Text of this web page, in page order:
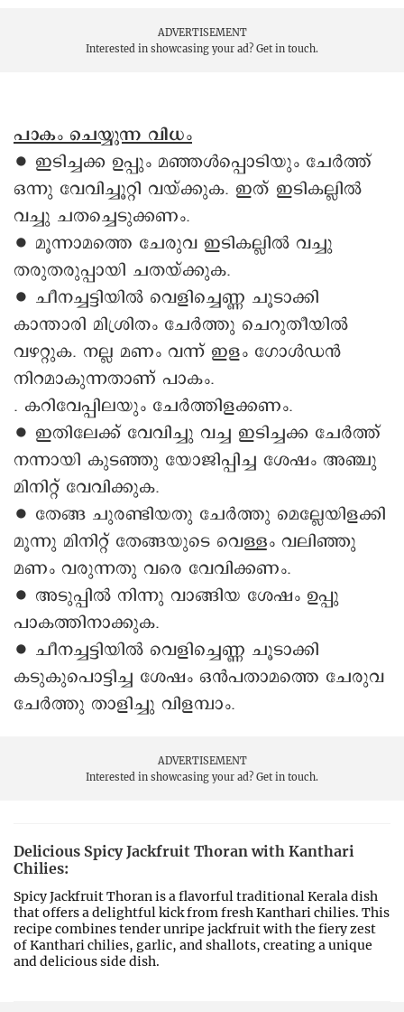
ADVERTISEMENT
Interested in showcasing your ad? Get in touch.
പാകം ചെയ്യുന്ന വിധം
∙ ഇടിച്ചക്ക ഉപ്പും മഞ്ഞള്‍പ്പൊടിയും ചേര്‍ത്ത്
ഒന്നു വേവിച്ചൂറ്റി വയ്ക്കുക. ഇത് ഇടികല്ലില്‍
വച്ചു ചതച്ചെടുക്കണം.
∙ മൂന്നാമത്തെ ചേരുവ ഇടികല്ലില്‍ വച്ചു
തരുതരുപ്പായി ചതയ്ക്കുക.
∙ ചീനച്ചട്ടിയില്‍ വെളിച്ചെണ്ണ ചൂടാക്കി
കാന്താരി മിശ്രിതം ചേര്‍ത്തു ചെറുതീയില്‍
വഴറ്റുക. നല്ല മണം വന്ന് ഇളം ഗോള്‍ഡന്‍
നിറമാകുന്നതാണ് പാകം.
. കറിവേപ്പിലയും ചേര്‍ത്തിളക്കണം.
∙ ഇതിലേക്ക് വേവിച്ചു വച്ച ഇടിച്ചക്ക ചേര്‍ത്ത്
നന്നായി കുടഞ്ഞു യോജിപ്പിച്ച ശേഷം അഞ്ചു
മിനിറ്റ് വേവിക്കുക.
∙ തേങ്ങ ചുരണ്ടിയതു ചേര്‍ത്തു മെല്ലേയിളക്കി
മൂന്നു മിനിറ്റ് തേങ്ങയുടെ വെള്ളം വലിഞ്ഞു
മണം വരുന്നതു വരെ വേവിക്കണം.
∙ അടുപ്പില്‍ നിന്നു വാങ്ങിയ ശേഷം ഉപ്പു
പാകത്തിനാക്കുക.
∙ ചീനച്ചട്ടിയില്‍ വെളിച്ചെണ്ണ ചൂടാക്കി
കടുകുപൊട്ടിച്ച ശേഷം ഒന്‍പതാമത്തെ ചേരുവ
ചേര്‍‌ത്തു താളിച്ചു വിളമ്പാം.
ADVERTISEMENT
Interested in showcasing your ad? Get in touch.
Delicious Spicy Jackfruit Thoran with Kanthari
Chilies:
Spicy Jackfruit Thoran is a flavorful traditional Kerala dish
that offers a delightful kick from fresh Kanthari chilies. This
recipe combines tender unripe jackfruit with the fiery zest
of Kanthari chilies, garlic, and shallots, creating a unique
and delicious side dish.